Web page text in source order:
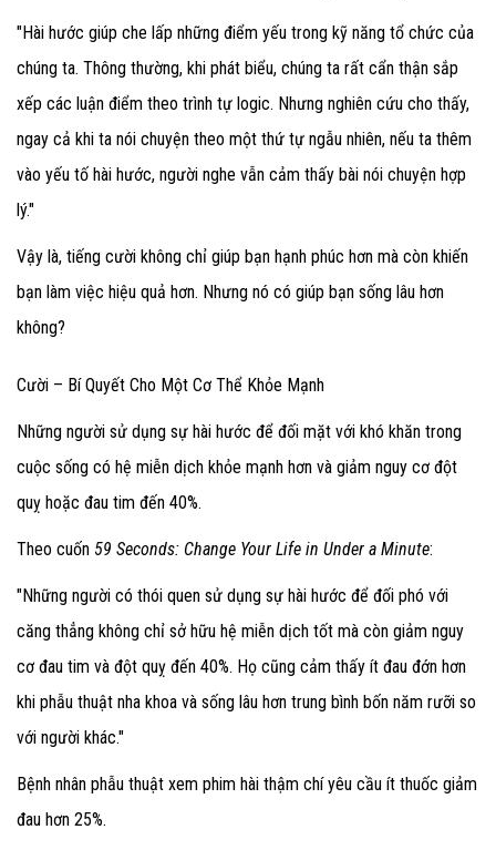
"Hài hước giúp che lấp những điểm yếu trong kỹ năng tổ chức của
chúng ta. Thông thường, khi phát biểu, chúng ta rất cẩn thận sắp
xếp các luận điểm theo trình tự logic. Nhưng nghiên cứu cho thấy,
ngay cả khi ta nói chuyện theo một thứ tự ngẫu nhiên, nếu ta thêm
vào yếu tố hài hước, người nghe vẫn cảm thấy bài nói chuyện hợp
lý."
Vậy là, tiếng cười không chỉ giúp bạn hạnh phúc hơn mà còn khiến
bạn làm việc hiệu quả hơn. Nhưng nó có giúp bạn sống lâu hơn
không?
Cười – Bí Quyết Cho Một Cơ Thể Khỏe Mạnh
Những người sử dụng sự hài hước để đối mặt với khó khăn trong
cuộc sống có hệ miễn dịch khỏe mạnh hơn và giảm nguy cơ đột
quỵ hoặc đau tim đến 40%.
Theo cuốn 59 Seconds: Change Your Life in Under a Minute:
"Những người có thói quen sử dụng sự hài hước để đối phó với
căng thẳng không chỉ sở hữu hệ miễn dịch tốt mà còn giảm nguy
cơ đau tim và đột quỵ đến 40%. Họ cũng cảm thấy ít đau đớn hơn
khi phẫu thuật nha khoa và sống lâu hơn trung bình bốn năm rưỡi so
với người khác."
Bệnh nhân phẫu thuật xem phim hài thậm chí yêu cầu ít thuốc giảm
đau hơn 25%.